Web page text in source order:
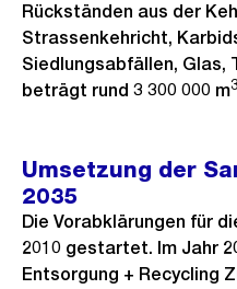
Rückständen aus der
Strassenkehricht,
Siedlungsabfällen, Glas,
beträgt rund 3 300 000 m3
Umsetzung der
2035
Die Vorabklärungen für
2010 gestartet. Im Jahr
Entsorgung + Recycling